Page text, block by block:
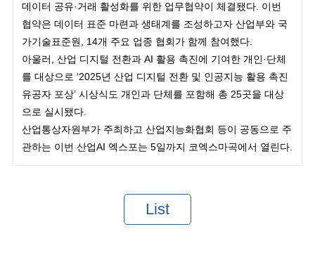
데이터 공유·거래 활성화를 위한 업무협약이 체결됐다. 이번
협약은 데이터 표준 마련과 생태계를 조성하고자 산업부와 국
가기술표준원, 14개 주요 업종 협회가 함께 참여했다.
아울러, 산업 디지털 전환과 AI 활용 촉진에 기여한 개인·단체
를 대상으로 ‘2025년 산업 디지털 전환 및 인공지능 활용 촉진
유공자 포상’ 시상식도 개인과 단체를 포함해 총 25곳을 대상
으로 실시됐다.
산업통상자원부가 주최하고 산업지능화협회 등이 공동으로 주
관하는 이번 산업AI 엑스포는 5일까지 코엑스마곡에서 열린다.
List